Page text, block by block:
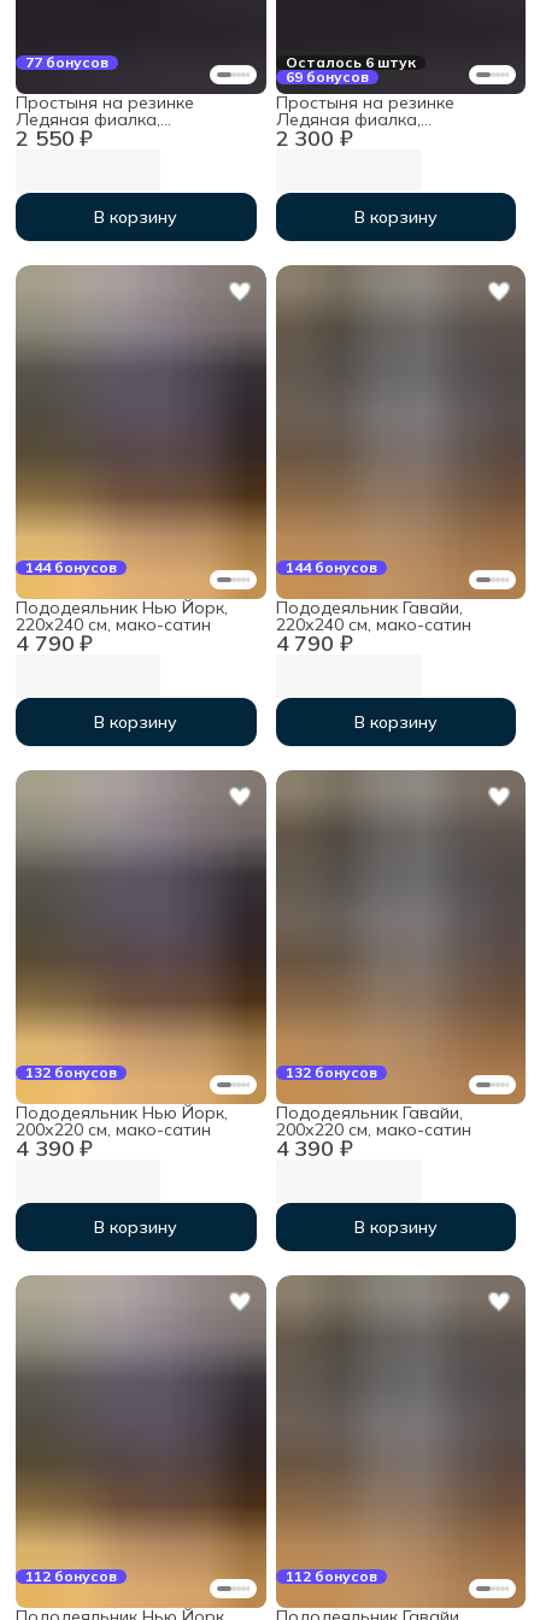
77 бонусов
2 550 ₽
Простыня на резинке
Ледяная фиалка,
160х200х30см, мако-сатин
В корзину
Осталось 6 штук
69 бонусов
2 300 ₽
Простыня на резинке
Ледяная фиалка,
140х200х30см, мако-сатин
В корзину
144 бонусов
4 790 ₽
Пододеяльник Нью Йорк,
220х240 см, мако-сатин
В корзину
144 бонусов
4 790 ₽
Пододеяльник Гавайи,
220х240 см, мако-сатин
В корзину
132 бонусов
4 390 ₽
Пододеяльник Нью Йорк,
200х220 см, мако-сатин
В корзину
132 бонусов
4 390 ₽
Пододеяльник Гавайи,
200х220 см, мако-сатин
В корзину
112 бонусов 112 бонусов